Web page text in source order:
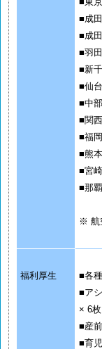
■成
■成
■羽
■新
■仙
■中
■関
■福
■熊
■宮
■那
※ 航
福利厚生
■各
■ア
× 6枚
■産
■育